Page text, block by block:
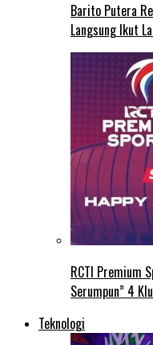
Barito Putera
Langsung Ikut
RCTI Premium
Serumpun” 4
Teknologi